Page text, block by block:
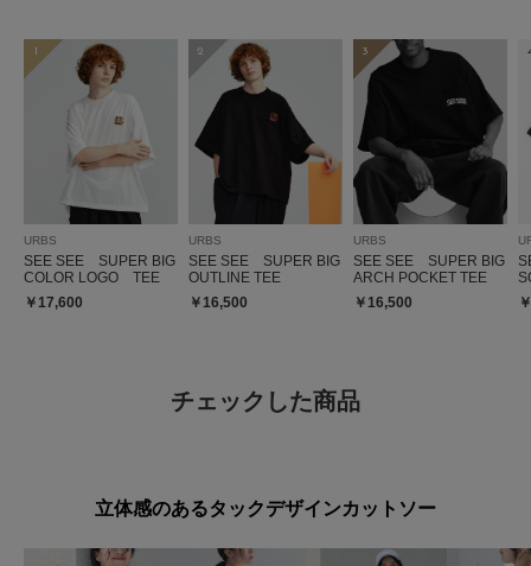
1
URBS
SEE SEE SUPER BIG
COLOR LOGO TEE
￥17,600
2
URBS
SEE SEE SUPER BIG
OUTLINE TEE
￥16,500
3
URBS
SEE SEE SUPER BIG
ARCH POCKET TEE
￥16,500
チェックした商品
立体感のあるタックデザインカットソー